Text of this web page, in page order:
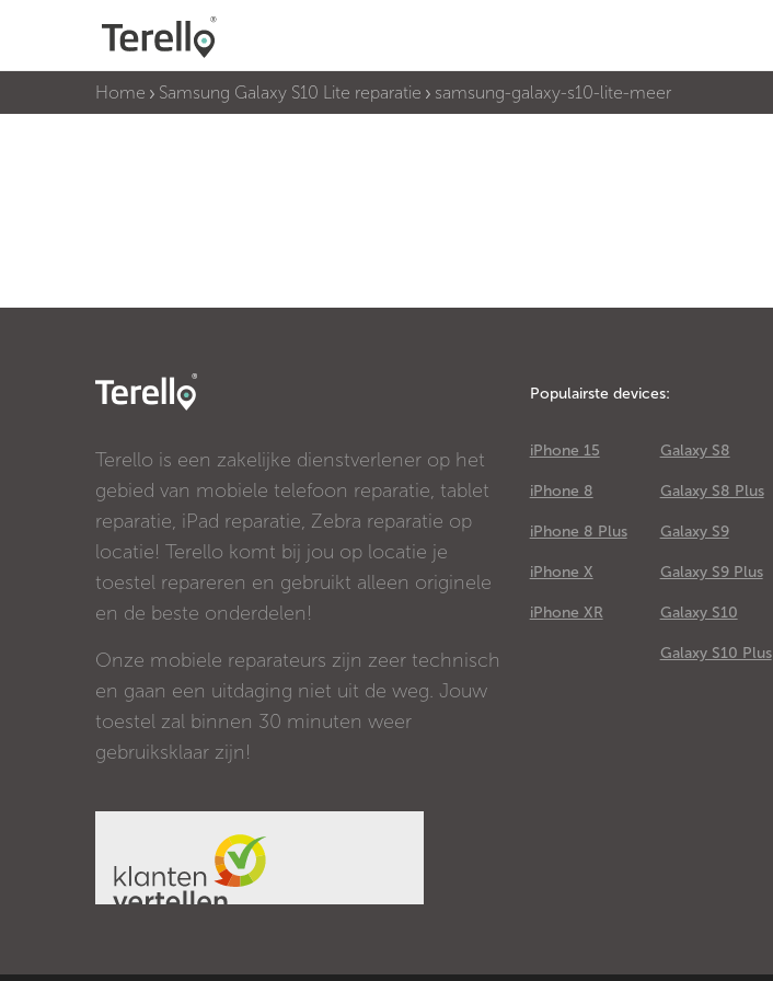
Home Samsung Galaxy S10 Lite reparatie samsung-galaxy-s10-lite-meer
Terello is een zakelijke dienstverlener op het
gebied van mobiele telefoon reparatie, tablet
reparatie, iPad reparatie, Zebra reparatie op
locatie! Terello komt bij jou op locatie je
toestel repareren en gebruikt alleen originele
en de beste onderdelen!
Onze mobiele reparateurs zijn zeer technisch
en gaan een uitdaging niet uit de weg. Jouw
toestel zal binnen 30 minuten weer
gebruiksklaar zijn!
Populairste devices:
iPhone 15
iPhone 8
iPhone 8 Plus
iPhone X
iPhone XR
Galaxy S8
Galaxy S8 Plus
Galaxy S9
Galaxy S9 Plus
Galaxy S10
Galaxy S10 Plus